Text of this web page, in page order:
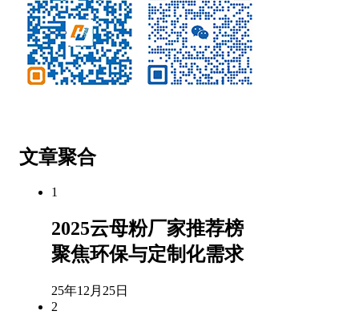
文章聚合
1
2025云母粉厂家推荐榜
聚焦环保与定制化需求
25年12月25日
2